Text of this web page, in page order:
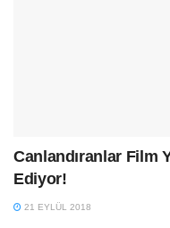
Canlandıranlar Film
Ediyor!
21 EYLÜL 2018